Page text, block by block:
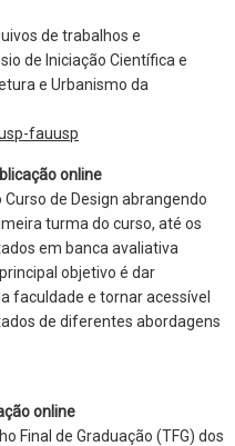
de trabalhos e
de Iniciação Científica e
e Urbanismo da
fauusp
online
Curso de Design abrangendo
turma do curso, até os
em banca avaliativa
objetivo é dar
faculdade e tornar acessível
de diferentes abordagens
online
Final de Graduação (TFG) dos